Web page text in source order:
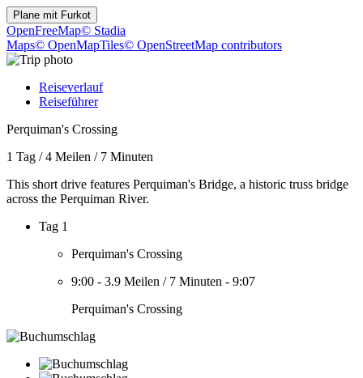
Plane mit Furkot
OpenFreeMap© Stadia
Maps© OpenMapTiles© OpenStreetMap contributors
Reiseverlauf
Reiseführer
Perquiman's Crossing
1 Tag /4 Meilen / 7 Minuten
This short drive features Perquiman's Bridge, a historic truss bridge
across the Perquiman River.
Tag 1
Perquiman's Crossing
9:00 - 3.9 Meilen / 7 Minuten - 9:07
Perquiman's Crossing